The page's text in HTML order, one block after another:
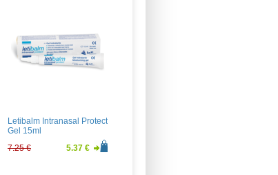
Letibalm Intranasal Protect
Gel 15ml
7.25 €
5.37 €